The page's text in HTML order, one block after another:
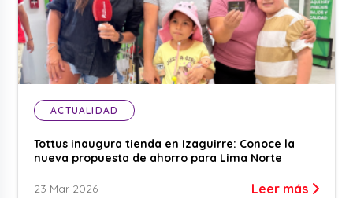
ACTUALIDAD
Tottus inaugura tienda en Izaguirre: Conoce la
nueva propuesta de ahorro para Lima Norte
23 Mar 2026 Leer más